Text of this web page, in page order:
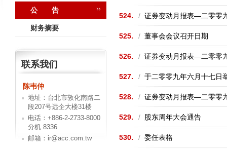
公 告
财务摘要
联系我们
陈韦仲
地址：台北市敦化南路二
段207号远企大楼31楼
电话：+886-2-2733-8000
分机 8336
邮箱：ir@acc.com.tw
524. / 证券变动月报表—二零零
525. / 董事会会议召开日期
526. / 证券变动月报表—二零零
527. / 于二零零九年六月十七日
528. / 证券变动月报表—二零零
529. / 股东周年大会通告
530. / 委任表格